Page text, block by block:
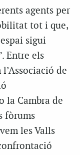
agents per
tot i que,
sigui
Entre els
de
la Cambra de
fòrums
les Valls